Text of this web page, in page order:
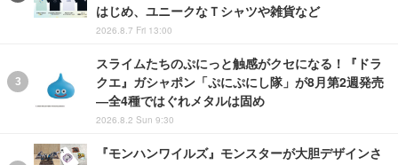
はじめ、ユニークなＴシャツや雑貨など
2026.8.7 Fri 13:00
スライムたちのぷにっと触感がクセになる！『ドラ
クエ』ガシャポン「ぷにぷにし隊」が8月第2週発売
―全4種ではぐれメタルは固め
2026.8.2 Sun 9:30
『モンハンワイルズ』モンスターが大胆デザインさ